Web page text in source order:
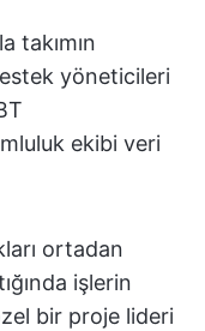
takımın
yöneticileri
ekibi veri
ortadan
işlerin
bir proje lideri